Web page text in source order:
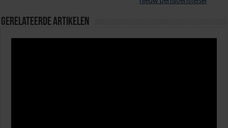
Gerelateerde Artikelen